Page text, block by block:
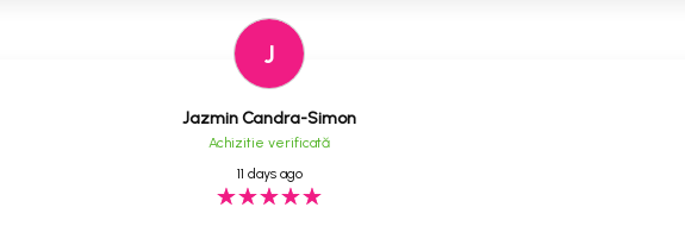
J
Jazmin Candra-Simon
Achizitie verificată
11 days ago